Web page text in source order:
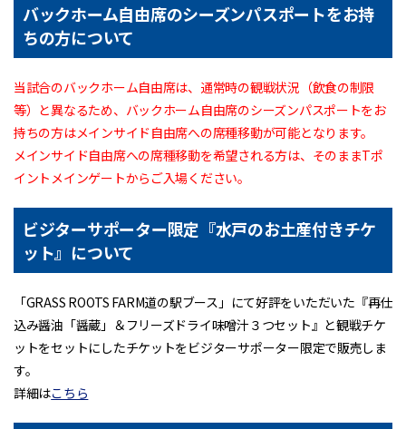
バックホーム自由席のシーズンパスポートをお持
ちの方について
当試合のバックホーム自由席は、通常時の観戦状況（飲食の制限
等）と異なるため、バックホーム自由席のシーズンパスポートをお
持ちの方はメインサイド自由席への席種移動が可能となります。
メインサイド自由席への席種移動を希望される方は、そのままTポ
イントメインゲートからご入場ください。
ビジターサポーター限定『水戸のお土産付きチケ
ット』について
「GRASS ROOTS FARM道の駅ブース」にて好評をいただいた『再仕
込み醤油「醤蔵」＆フリーズドライ味噌汁３つセット』と観戦チケ
ットをセットにしたチケットをビジターサポーター限定で販売しま
す。
詳細はこちら